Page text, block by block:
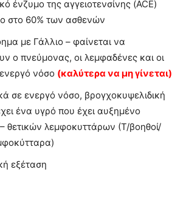
ένζυμο της αγγειοτενσίνης (ACE)
στο 60% των ασθενών
με Γάλλιο – φαίνεται να
ο πνεύμονας, οι λεμφαδένες και οι
νόσο (καλύτερα να μη γίνεται)
σε ενεργό νόσο, βρογχοκυψελιδική
ένα υγρό που έχει αυξημένο
θετικών λεμφοκυττάρων (Τ/βοηθοί/
εξέταση